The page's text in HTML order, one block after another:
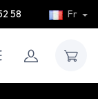
58 Fr